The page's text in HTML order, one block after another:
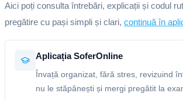
Aici poți consulta întrebări, explicații și codul
pregătire cu pași simpli și clari, continuă în
Aplicația SoferOnline
Învață organizat, fără stres, revizuind
nu le stăpânești și mergi pregătit la